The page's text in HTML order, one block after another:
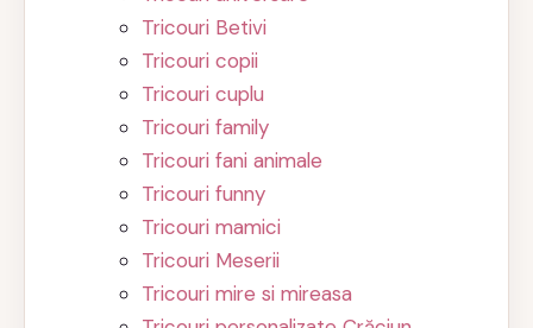
Tricouri Betivi
Tricouri copii
Tricouri cuplu
Tricouri family
Tricouri fani animale
Tricouri funny
Tricouri mamici
Tricouri Meserii
Tricouri mire si mireasa